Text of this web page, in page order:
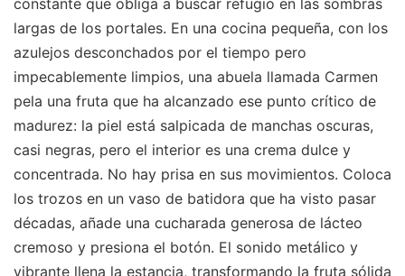
largas de los portales. En una cocina pequeña, con los
azulejos desconchados por el tiempo pero
impecablemente limpios, una abuela llamada Carmen
pela una fruta que ha alcanzado ese punto crítico de
madurez: la piel está salpicada de manchas oscuras,
casi negras, pero el interior es una crema dulce y
concentrada. No hay prisa en sus movimientos. Coloca
los trozos en un vaso de batidora que ha visto pasar
décadas, añade una cucharada generosa de lácteo
cremoso y presiona el botón. El sonido metálico y
vibrante llena la estancia, transformando la fruta sólida